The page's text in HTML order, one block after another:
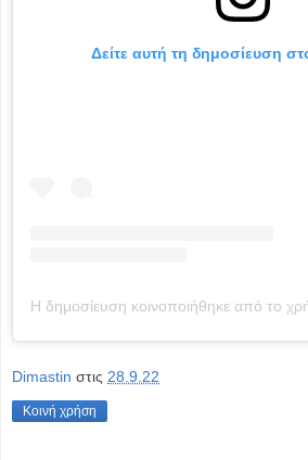
Δείτε αυτή τη δημοσίευση
Dimastin στις 28.9.22
Κοινή χρήση